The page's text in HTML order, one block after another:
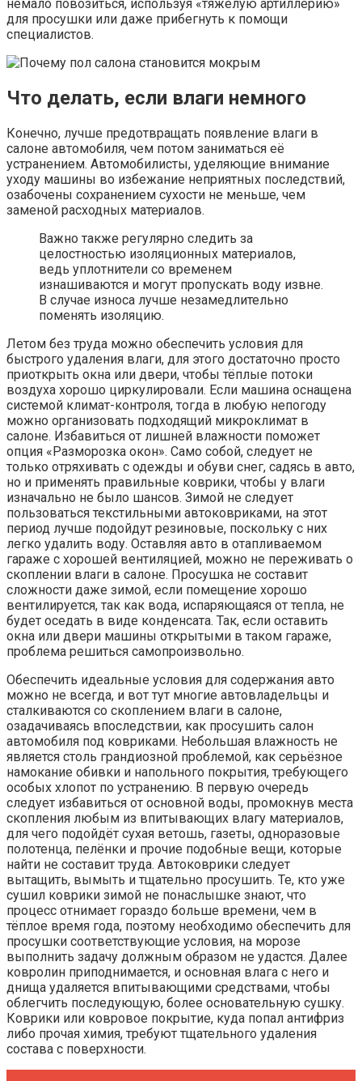
немало повозиться, используя «тяжёлую артиллерию»
для просушки или даже прибегнуть к помощи
специалистов.
Что делать, если влаги немного
Конечно, лучше предотвращать появление влаги в
салоне автомобиля, чем потом заниматься её
устранением. Автомобилисты, уделяющие внимание
уходу машины во избежание неприятных последствий,
озабочены сохранением сухости не меньше, чем
заменой расходных материалов.
Важно также регулярно следить за
целостностью изоляционных материалов,
ведь уплотнители со временем
изнашиваются и могут пропускать воду извне.
В случае износа лучше незамедлительно
поменять изоляцию.
Летом без труда можно обеспечить условия для
быстрого удаления влаги, для этого достаточно просто
приоткрыть окна или двери, чтобы тёплые потоки
воздуха хорошо циркулировали. Если машина оснащена
системой климат-контроля, тогда в любую непогоду
можно организовать подходящий микроклимат в
салоне. Избавиться от лишней влажности поможет
опция «Разморозка окон». Само собой, следует не
только отряхивать с одежды и обуви снег, садясь в авто,
но и применять правильные коврики, чтобы у влаги
изначально не было шансов. Зимой не следует
пользоваться текстильными автоковриками, на этот
период лучше подойдут резиновые, поскольку с них
легко удалить воду. Оставляя авто в отапливаемом
гараже с хорошей вентиляцией, можно не переживать о
скоплении влаги в салоне. Просушка не составит
сложности даже зимой, если помещение хорошо
вентилируется, так как вода, испаряющаяся от тепла, не
будет оседать в виде конденсата. Так, если оставить
окна или двери машины открытыми в таком гараже,
проблема решиться самопроизвольно.
Обеспечить идеальные условия для содержания авто
можно не всегда, и вот тут многие автовладельцы и
сталкиваются со скоплением влаги в салоне,
озадачиваясь впоследствии, как просушить салон
автомобиля под ковриками. Небольшая влажность не
является столь грандиозной проблемой, как серьёзное
намокание обивки и напольного покрытия, требующего
особых хлопот по устранению. В первую очередь
следует избавиться от основной воды, промокнув места
скопления любым из впитывающих влагу материалов,
для чего подойдёт сухая ветошь, газеты, одноразовые
полотенца, пелёнки и прочие подобные вещи, которые
найти не составит труда. Автоковрики следует
вытащить, вымыть и тщательно просушить. Те, кто уже
сушил коврики зимой не понаслышке знают, что
процесс отнимает гораздо больше времени, чем в
тёплое время года, поэтому необходимо обеспечить для
просушки соответствующие условия, на морозе
выполнить задачу должным образом не удастся. Далее
ковролин приподнимается, и основная влага с него и
днища удаляется впитывающими средствами, чтобы
облегчить последующую, более основательную сушку.
Коврики или ковровое покрытие, куда попал антифриз
либо прочая химия, требуют тщательного удаления
состава с поверхности.